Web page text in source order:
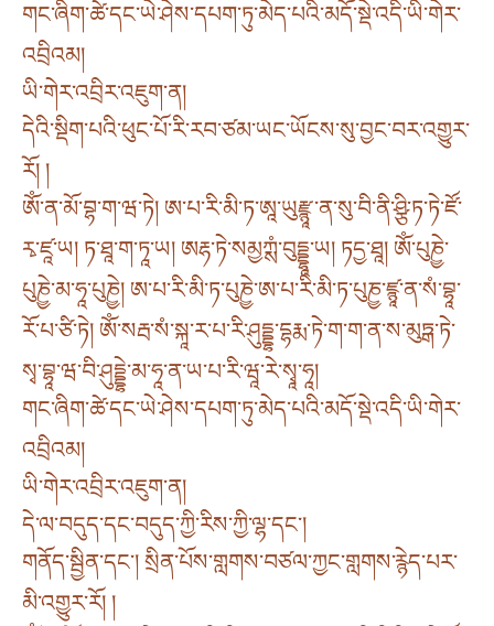
གང་ཞིག་ཚེ་དང་ཡེ་ཤེས་དཔག་ཏུ་མེད་པའི་མདོ་སྡེ་འདི་ཡི་གེར་
འབྲིའམ།
ཡི་གེར་འབྲིར་འཇུག་ན།
དེའི་སྡིག་པའི་ཕུང་པོ་རི་རབ་ཙམ་ཡང་ཡོངས་སུ་བྱང་བར་འགྱུར་
རོ། །
ཨོཾ་ན་མོ་བྷ་ག་ཝ་ཏེ། ཨ་པ་རི་མི་ཏ་ཨཱ་ཡུརྫྙཱ་ན་སུ་བི་ནི་ཤྩི་ཏ་ཏེ་ཛོ་
རྭ་ཛཱ་ཡ། ཏ་ཐཱ་ག་ཏཱ་ཡ། ཨརྷ་ཏེ་སམྱཀྶཾ་བུདྡྷཱ་ཡ། ཏདྱ་ཐཱ། ཨོཾ་པུཎྱེ་
པུཎྱེ་མ་ཧཱ་པུཎྱེ། ཨ་པ་རི་མི་ཏ་པུཎྱེ་ཨ་པ་རི་མི་ཏ་པུཎྱ་ཛྙཱ་ན་སཾ་བྷཱ་
རོ་པ་ཙི་ཏེ། ཨོཾ་སརྦ་སཾ་སྐཱ་ར་པ་རི་ཤུདྡྷ་དྷརྨ་ཏེ་ག་ག་ན་ས་མུཏྒ་ཏེ་
སྭ་བྷཱ་ཝ་བི་ཤུདྡྷེ་མ་ཧཱ་ན་ཡ་པ་རི་ཝཱ་རེ་སྭཱ་ཧཱ།
གང་ཞིག་ཚེ་དང་ཡེ་ཤེས་དཔག་ཏུ་མེད་པའི་མདོ་སྡེ་འདི་ཡི་གེར་
འབྲིའམ།
ཡི་གེར་འབྲིར་འཇུག་ན།
དེ་ལ་བདུད་དང་བདུད་ཀྱི་རིས་ཀྱི་ལྷ་དང༌།
གནོད་སྦྱིན་དང༌། སྲིན་པོས་གླགས་བཙལ་ཀྱང་གླགས་རྙེད་པར་
མི་འགྱུར་རོ། །